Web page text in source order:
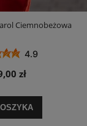
Ciemnobeżowa
4.9
zł